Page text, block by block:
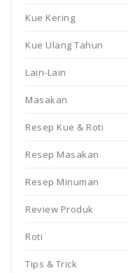
Kue Kering
Kue Ulang Tahun
Lain-Lain
Masakan
Resep Kue & Roti
Resep Masakan
Resep Minuman
Review Produk
Roti
Tips & Trick